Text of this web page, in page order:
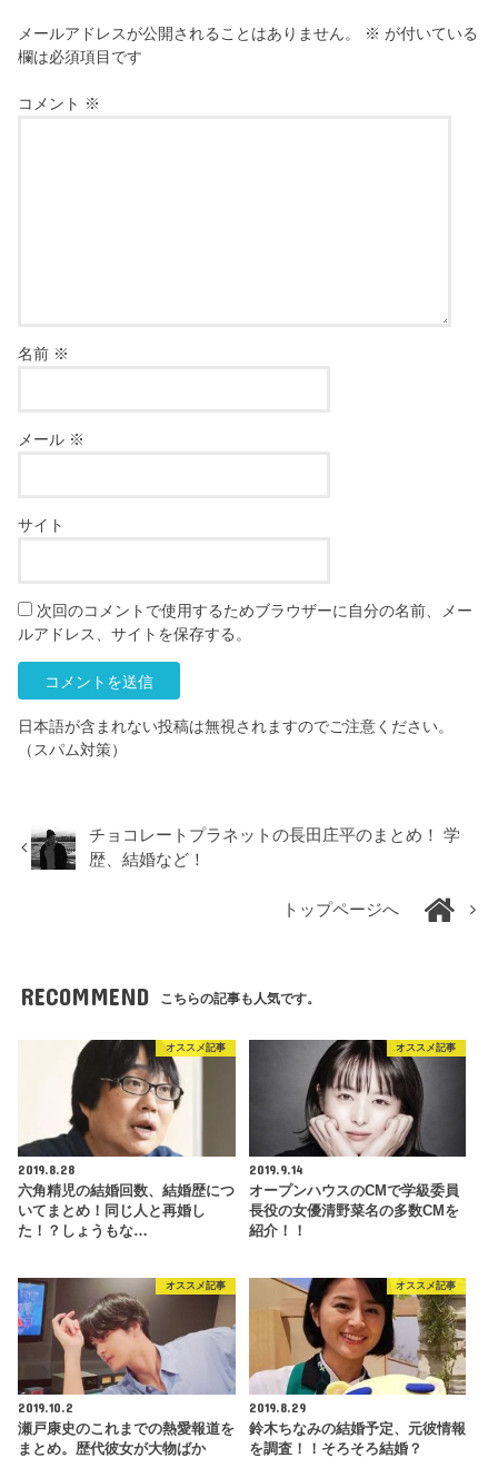
メールアドレスが公開されることはありません。 ※ が付いている
欄は必須項目です
コメント ※
名前 ※
メール ※
サイト
次回のコメントで使用するためブラウザーに自分の名前、メー
ルアドレス、サイトを保存する。
日本語が含まれない投稿は無視されますのでご注意ください。
（スパム対策）
チョコレートプラネットの長田庄平のまとめ！ 学
歴、結婚など！
トップページへ
RECOMMEND こちらの記事も人気です。
オススメ記事
2019.8.28
六角精児の結婚回数、結婚歴につ
いてまとめ！同じ人と再婚し
た！？しょうもな…
オススメ記事
2019.9.14
オープンハウスのCMで学級委員
長役の女優清野菜名の多数CMを
紹介！！
オススメ記事
2019.10.2
瀬戸康史のこれまでの熱愛報道を
まとめ。歴代彼女が大物ばか
オススメ記事
2019.8.29
鈴木ちなみの結婚予定、元彼情報
を調査！！そろそろ結婚？